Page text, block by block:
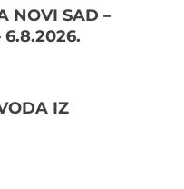
NOVI SAD –
6.8.2026.
IZ